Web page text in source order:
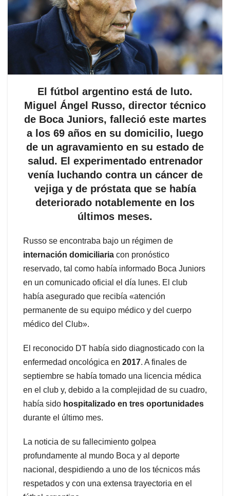
El fútbol argentino está de luto.
Miguel Ángel Russo, director técnico
de Boca Juniors, falleció este martes
a los 69 años en su domicilio, luego
de un agravamiento en su estado de
salud. El experimentado entrenador
venía luchando contra un cáncer de
vejiga y de próstata que se había
deteriorado notablemente en los
últimos meses.
Russo se encontraba bajo un régimen de
internación domiciliaria con pronóstico
reservado, tal como había informado Boca Juniors
en un comunicado oficial el día lunes. El club
había asegurado que recibía «atención
permanente de su equipo médico y del cuerpo
médico del Club».
El reconocido DT había sido diagnosticado con la
enfermedad oncológica en 2017. A finales de
septiembre se había tomado una licencia médica
en el club y, debido a la complejidad de su cuadro,
había sido hospitalizado en tres oportunidades
durante el último mes.
La noticia de su fallecimiento golpea
profundamente al mundo Boca y al deporte
nacional, despidiendo a uno de los técnicos más
respetados y con una extensa trayectoria en el